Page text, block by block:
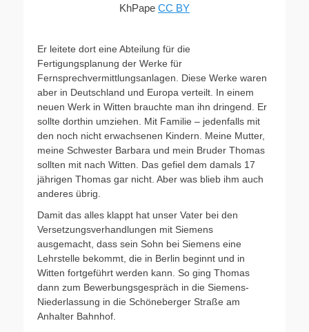
KhPape CC BY
Er leitete dort eine Abteilung für die
Fertigungsplanung der Werke für
Fernsprechvermittlungsanlagen. Diese Werke waren
aber in Deutschland und Europa verteilt. In einem
neuen Werk in Witten brauchte man ihn dringend. Er
sollte dorthin umziehen. Mit Familie – jedenfalls mit
den noch nicht erwachsenen Kindern. Meine Mutter,
meine Schwester Barbara und mein Bruder Thomas
sollten mit nach Witten. Das gefiel dem damals 17
jährigen Thomas gar nicht. Aber was blieb ihm auch
anderes übrig.
Damit das alles klappt hat unser Vater bei den
Versetzungsverhandlungen mit Siemens
ausgemacht, dass sein Sohn bei Siemens eine
Lehrstelle bekommt, die in Berlin beginnt und in
Witten fortgeführt werden kann. So ging Thomas
dann zum Bewerbungsgespräch in die Siemens-
Niederlassung in die Schöneberger Straße am
Anhalter Bahnhof.